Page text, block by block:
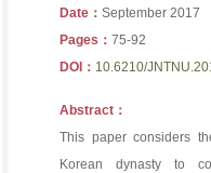
Date：September 2017
Pages：75-92
DOI： 10.6210/
Abstract：
This paper considers
Korean dynasty to